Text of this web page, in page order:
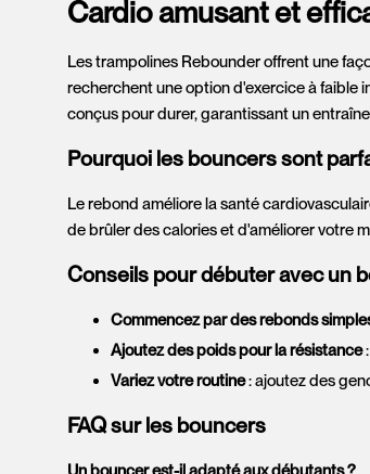
Cardio amusant et
Les trampolines Rebounder offrent une
recherchent une option d'exercice à faible
conçus pour durer, garantissant un
Pourquoi les bouncers sont
Le rebond améliore la santé
de brûler des calories et d'améliorer votre
Conseils pour débuter avec un
Commencez par des rebonds
Ajoutez des poids pour la résistance:
Variez votre routine: ajoutez des
FAQ sur les bouncers